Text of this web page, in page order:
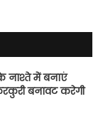
नाश्ते में बनाएं
बनावट करेगी